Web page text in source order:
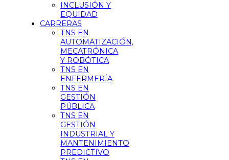
INCLUSIÓN Y
EQUIDAD
CARRERAS
TNS EN
AUTOMATIZACIÓN,
MECATRÓNICA
Y ROBÓTICA
TNS EN
ENFERMERÍA
TNS EN
GESTIÓN
PÚBLICA
TNS EN
GESTIÓN
INDUSTRIAL Y
MANTENIMIENTO
PREDICTIVO